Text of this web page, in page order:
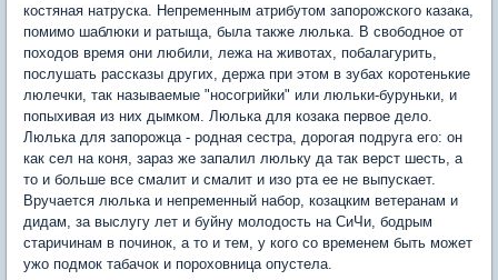
костяная натруска. Непременным атрибутом запорожского казака,
помимо шаблюки и ратыща, была также люлька. В свободное от
походов время они любили, лежа на животах, побалагурить,
послушать рассказы других, держа при этом в зубах коротенькие
люлечки, так называемые "носогрийки" или люльки-буруньки, и
попыхивая из них дымком. Люлька для козака первое дело.
Люлька для запорожца - родная сестра, дорогая подруга его: он
как сел на коня, зараз же запалил люльку да так верст шесть, а
то и больше все смалит и смалит и изо рта ее не выпускает.
Вручается люлька и непременный набор, козацким ветеранам и
дидам, за выслугу лет и буйну молодость на СиЧи, бодрым
старичинам в починок, а то и тем, у кого со временем быть может
ужо подмок табачок и пороховница опустела.